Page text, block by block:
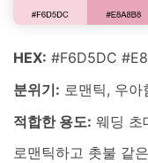
HEX: #F6D5DC
분위기: 로맨틱, 우
적합한 용도: 웨딩 초
로맨틱하고 촛불 같